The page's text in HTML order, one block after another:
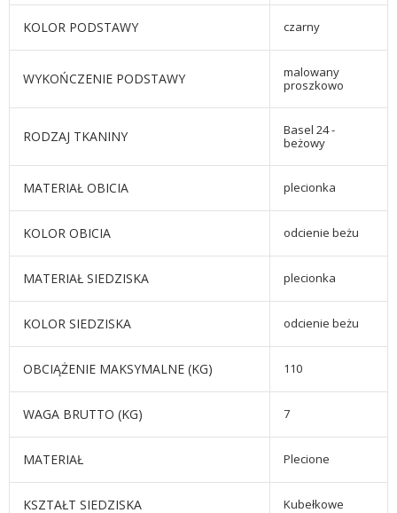
KOLOR PODSTAWY czarny
WYKOŃCZENIE PODSTAWY
malowany
proszkowo
RODZAJ TKANINY
Basel 24 -
beżowy
MATERIAŁ OBICIA plecionka
KOLOR OBICIA odcienie beżu
MATERIAŁ SIEDZISKA plecionka
KOLOR SIEDZISKA odcienie beżu
OBCIĄŻENIE MAKSYMALNE (KG) 110
WAGA BRUTTO (KG) 7
MATERIAŁ Plecione
KSZTAŁT SIEDZISKA Kubełkowe